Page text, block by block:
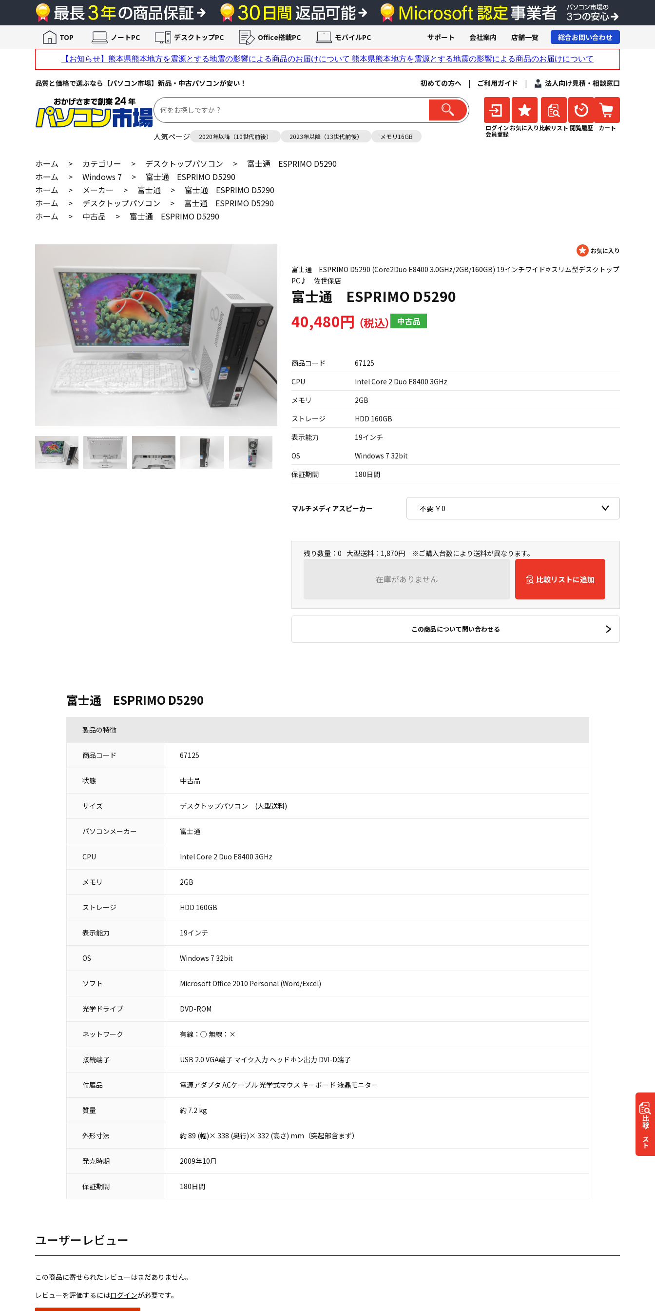
品質と価格で選ぶなら【パソコン市場】新品・中古パソコンが安い！ 初めての方へ | ご利用ガイド | 法人向け見積・相談窓口
人気ページ 2020年以降（10世代前後） 2023年以降（13世代前後） メモリ16GB
ログイン
会員登録
お気に入り 比較リスト 閲覧履歴 カート
TOP ノートPC デスクトップPC Office搭載PC モバイルPC サポート 会社案内 店舗一覧 総合お問い合わせ
ホーム > カテゴリー > デスクトップパソコン >
富士通 ESPRIMO D5290
ホーム
> Windows 7 >
富士通 ESPRIMO D5290
ホーム
> メーカー > 富士通 >
富士通 ESPRIMO D5290
ホーム
> デスクトップパソコン >
富士通 ESPRIMO D5290
ホーム
> 中古品 > 富士通 ESPRIMO D5290
富士通 ESPRIMO D5290 (Core2Duo E8400 3.0GHz/2GB/160GB) 19インチワイド✡スリム型デスクトップ
PC♪ 佐世保店
富士通 ESPRIMO D5290
40,480円 中古品
商品コード
67125
CPU
Intel Core 2 Duo E8400 3GHz
メモリ
2GB
ストレージ
HDD 160GB
表示能力
19インチ
OS
Windows 7 32bit
保証期間
180日間
マルチメディアスピーカー
残り数量：0 大型送料：1,870円 ※ご購入台数により送料が異なります。
在庫がありません 比較リストに追加
この商品について問い合わせる
比較
リスト
富士通 ESPRIMO D5290
製品の特徴
商品コード 67125
状態 中古品
サイズ デスクトップパソコン (大型送料)
パソコンメーカー 富士通
CPU Intel Core 2 Duo E8400 3GHz
メモリ 2GB
ストレージ HDD 160GB
表示能力 19インチ
OS Windows 7 32bit
ソフト Microsoft Office 2010 Personal (Word/Excel)
光学ドライブ DVD-ROM
ネットワーク 有線：○ 無線：×
接続端子 USB 2.0 VGA端子 マイク入力 ヘッドホン出力 DVI-D端子
付属品 電源アダプタ ACケーブル 光学式マウス キーボード 液晶モニター
質量 約 7.2 kg
外形寸法 約 89 (幅)× 338 (奥行)× 332 (高さ) mm（突起部含まず）
発売時期 2009年10月
保証期間 180日間
ユーザーレビュー
この商品に寄せられたレビューはまだありません。
レビューを評価するにはログインが必要です。